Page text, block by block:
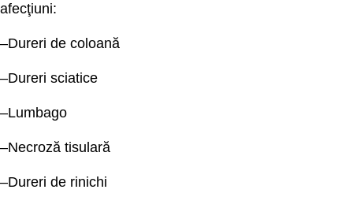
afecţiuni:
–Dureri de coloană
–Dureri sciatice
–Lumbago
–Necroză tisulară
–Dureri de rinichi